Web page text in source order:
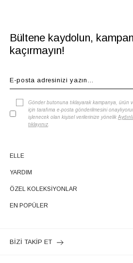
Bültene kaydolun,
kaçırmayın!
Gönder butonuna tıklayarak kampanya, ürün
için tarafıma e-posta gönderilmesini
işlenecek olan kişisel verilerinize yönelik
tıklayınız
ELLE
YARDIM
ÖZEL KOLEKSİYONLAR
EN POPÜLER
BİZİ TAKİP ET